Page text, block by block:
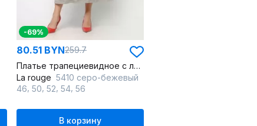
-69%
80.51 BYN259.7
Платье трапециевидное с люрексом и шнурком
La rouge 5410 серо-бежевый
46 50 52 54 56
В корзину